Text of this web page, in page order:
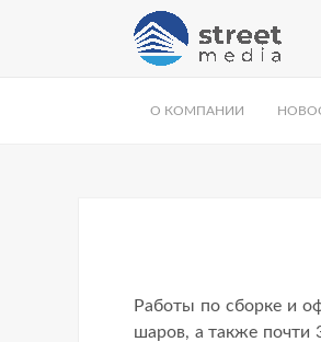
О КОМПАНИИ
Работы по сборке и
шаров, а также почти